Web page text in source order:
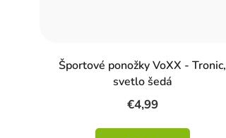
Športové ponožky VoXX - Tronic,
svetlo šedá
€4,99